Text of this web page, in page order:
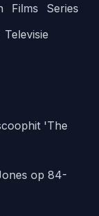
Films
Series
Televisie
'The
op 84-